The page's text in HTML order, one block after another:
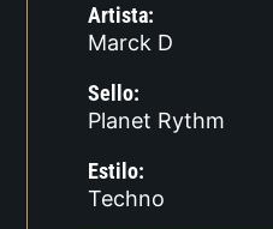
Artista:
Marck D
Sello:
Planet Rythm
Estilo:
Techno